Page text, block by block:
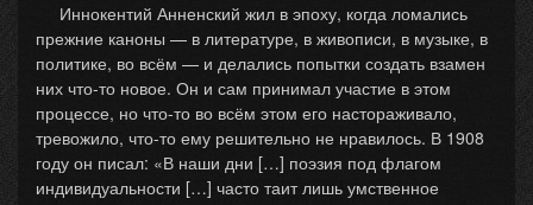
Иннокентий Анненский жил в эпоху, когда ломались
прежние каноны — в литературе, в живописи, в музыке, в
политике, во всём — и делались попытки создать взамен
них что-то новое. Он и сам принимал участие в этом
процессе, но что-то во всём этом его настораживало,
тревожило, что-то ему решительно не нравилось. В 1908
году он писал: «В наши дни […] поэзия под флагом
индивидуальности […] часто таит лишь умственное